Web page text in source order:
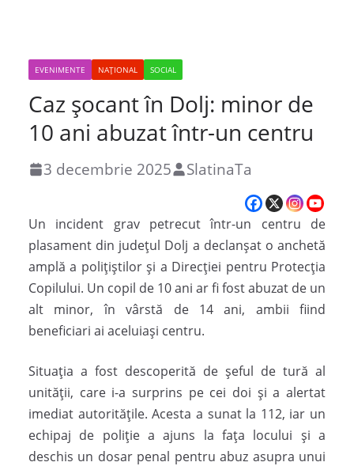
EVENIMENTE NAȚIONAL SOCIAL
Caz șocant în Dolj: minor de
10 ani abuzat într-un centru
3 decembrie 2025 SlatinaTa
Un incident grav petrecut într-un centru de
plasament din județul Dolj a declanșat o anchetă
amplă a polițiștilor și a Direcției pentru Protecția
Copilului. Un copil de 10 ani ar fi fost abuzat de un
alt minor, în vârstă de 14 ani, ambii fiind
beneficiari ai aceluiași centru.
Situația a fost descoperită de șeful de tură al
unității, care i-a surprins pe cei doi și a alertat
imediat autoritățile. Acesta a sunat la 112, iar un
echipaj de poliție a ajuns la fața locului și a
deschis un dosar penal pentru abuz asupra unui